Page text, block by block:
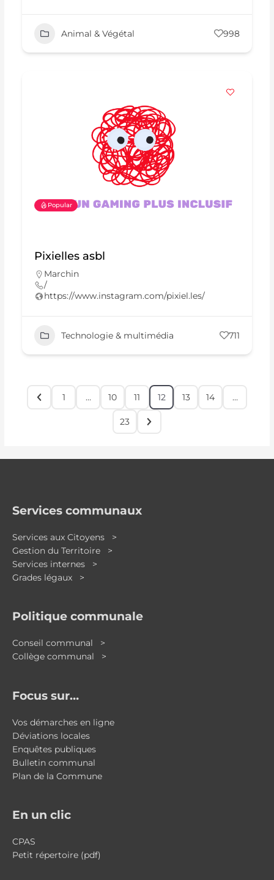
Animal & Végétal 998
Popular
Pixielles asbl
Marchin
/
https://www.instagram.com/pixiel.les/
Technologie & multimédia 711
1 … 10 11 12 13 14 …
23
Services communaux
Services aux Citoyens >
Gestion du Territoire >
Services internes >
Grades légaux >
Politique communale
Conseil communal >
Collège communal >
Focus sur…
Vos démarches en ligne
Déviations locales
Enquêtes publiques
Bulletin communal
Plan de la Commune
En un clic
CPAS
Petit répertoire (pdf)